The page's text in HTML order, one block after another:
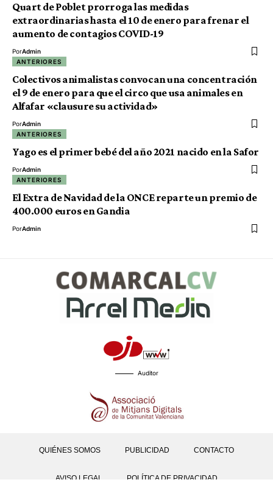
Quart de Poblet prorroga las medidas
extraordinarias hasta el 10 de enero para frenar el
aumento de contagios COVID-19
PorAdmin
ANTERIORES
Colectivos animalistas convocan una concentración
el 9 de enero para que el circo que usa animales en
Alfafar «clausure su actividad»
PorAdmin
ANTERIORES
Yago es el primer bebé del año 2021 nacido en la Safor
PorAdmin
ANTERIORES
El Extra de Navidad de la ONCE reparte un premio de
400.000 euros en Gandia
PorAdmin
Auditor
QUIÉNES SOMOS PUBLICIDAD CONTACTO
AVISO LEGAL POLÍTICA DE PRIVACIDAD